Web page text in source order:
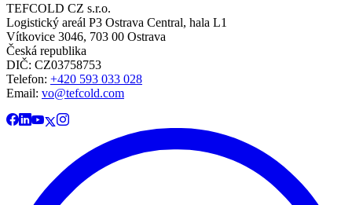
TEFCOLD CZ s.r.o.
Logistický areál P3 Ostrava Central, hala L1
Vítkovice 3046, 703 00 Ostrava
Česká republika
DIČ: CZ03758753​​​​​​
Telefon: +420 593 033 028
Email: vo@tefcold.com